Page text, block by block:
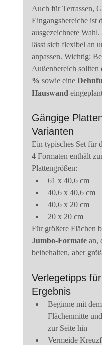
Auch für Terrassen,
Eingangsbereiche ist
ausgezeichnete
lässt sich flexibel an
anpassen. Wichtig:
Außenbereich sollten
% sowie eine
Hauswand
Gängige
Varianten
Ein typisches Set für
4 Formaten enthält
Plattengrößen:
61 x 40,6 cm
40,6 x 40,6 cm
40,6 x 20 cm
20 x 20 cm
Für größere Flächen
Jumbo-Formate an,
beibehalten, aber
Verlegetipps
Ergebnis
Beginne mit
Flächenmitte
zur Seite hin
Vermeide